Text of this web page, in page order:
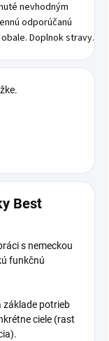
nevhodným
odporúčanú
Doplnok stravy.
Best
s nemeckou
funkčnú
základe potrieb
ciele (rast